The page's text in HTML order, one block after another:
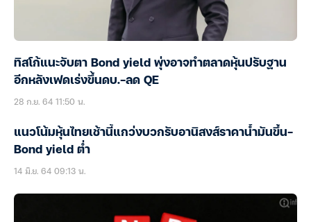
ทิสโก้แนะจับตา Bond yield พุ่งอาจทำตลาดหุ้นปรับฐาน
อีกหลังเฟดเร่งขึ้นดบ.-ลด QE
28 ก.ย. 64 11:50 น.
แนวโน้มหุ้นไทยเช้านี้แกว่งบวกรับอานิสงส์ราคาน้ำมันขึ้น-
Bond yield ต่ำ
14 มิ.ย. 64 09:13 น.